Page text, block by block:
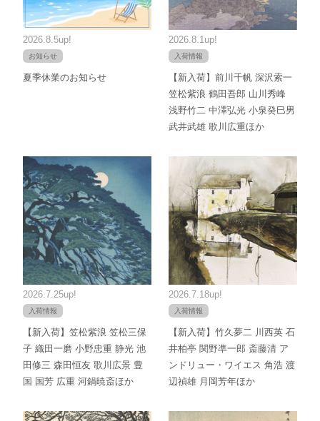
2026.8.5up!
お知らせ
夏季休業のお知らせ
2026.8.1up!
入荷情報
【新入荷】前川千帆 深沢索一
笠松紫浪 鶴田吾郎 山川秀峰
浅野竹二 中澤弘光 小泉癸巳男
武井武雄 歌川広重ほか
2026.7.25up!
入荷情報
【新入荷】笠松紫浪 笠松三保
子 織田一磨 小野忠重 静光 池
田修三 森田恒友 歌川広景 豊
国 国芳 広重 河鍋暁斎ほか
2026.7.18up!
入荷情報
【新入荷】竹久夢二 川西英 石
井柏亭 関野凖一郎 斎藤清 ア
ンドリュー・ワイエス 角浩 渡
辺禎雄 月岡芳年ほか